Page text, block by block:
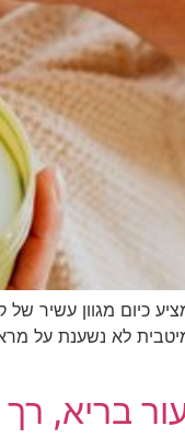
כיום מגוון עשיר של
לא נשענת על
בריא,